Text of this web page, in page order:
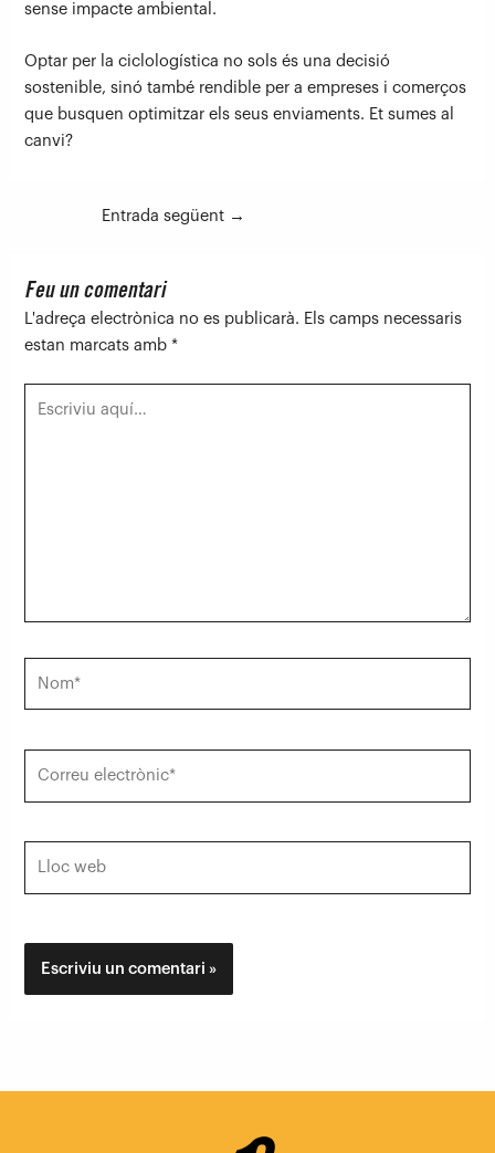
sense impacte ambiental.
Optar per la ciclologística no sols és una decisió
sostenible, sinó també rendible per a empreses i comerços
que busquen optimitzar els seus enviaments. Et sumes al
canvi?
Entrada següent →
Feu un comentari
L'adreça electrònica no es publicarà. Els camps necessaris
estan marcats amb*